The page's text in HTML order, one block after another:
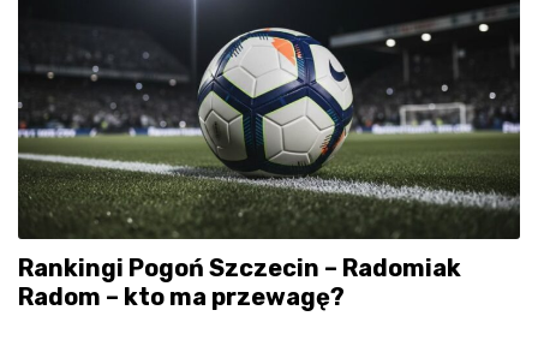
Rankingi Pogoń Szczecin – Radomiak
Radom – kto ma przewagę?